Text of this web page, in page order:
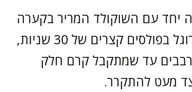
יחד עם השוקולד המריר בקערה
חסינת חום, במיקרוגל בפולסים קצרים של 30 שניות,
עד שמתקבל קרם חלק
מעט להתקרר.